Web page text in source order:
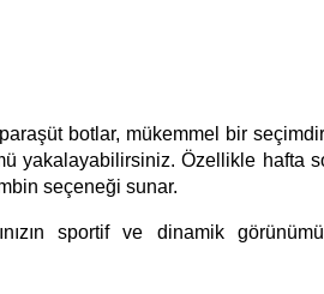
botlar, mükemmel bir
yakalayabilirsiniz. Özellikle hafta
seçeneği sunar.
sportif ve dinamik